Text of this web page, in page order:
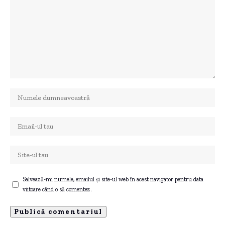
Salvează-mi numele, emailul și site-ul web în acest navigator pentru data
viitoare când o să comentez.